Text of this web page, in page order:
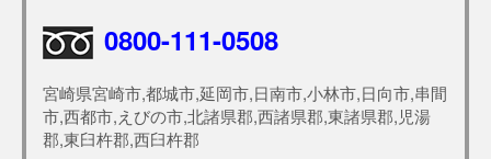
0800-111-0508
宮崎県宮崎市,都城市,延岡市,日南市,小林市,日向市,串間
市,西都市,えびの市,北諸県郡,西諸県郡,東諸県郡,児湯
郡,東臼杵郡,西臼杵郡